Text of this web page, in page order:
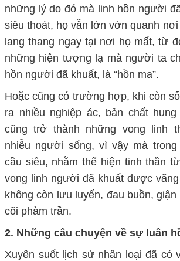
những lý do đó mà linh hồn người
siêu thoát, họ vẫn lởn vởn quanh
lang thang ngay tại nơi họ mất, từ
những hiện tượng lạ mà người ta
hồn người đã khuất, là “hồn ma”.
Hoặc cũng có trường hợp, khi còn
ra nhiều nghiệp ác, bản chất
cũng trở thành những vong linh
nhiễu người sống, vì vậy mà
cầu siêu, nhằm thể hiện tinh thần
vong linh người đã khuất được
không còn lưu luyến, đau buồn,
cõi phàm trần.
2. Những câu chuyện về sự luân
Xuyên suốt lịch sử nhân loại đã có